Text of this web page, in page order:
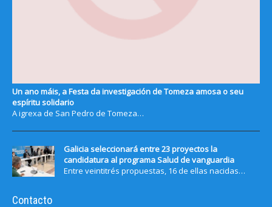
Un ano máis, a Festa da investigación de Tomeza amosa o seu
espíritu solidario
A igrexa de San Pedro de Tomeza…
Galicia seleccionará entre 23 proyectos la
candidatura al programa Salud de vanguardia
Entre veintitrés propuestas, 16 de ellas nacidas…
Contacto